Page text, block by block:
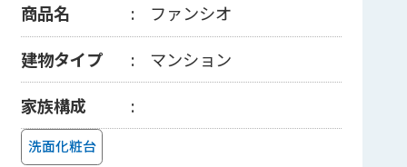
商品名
ファンシオ
建物タイプ
マンション
家族構成
洗面化粧台